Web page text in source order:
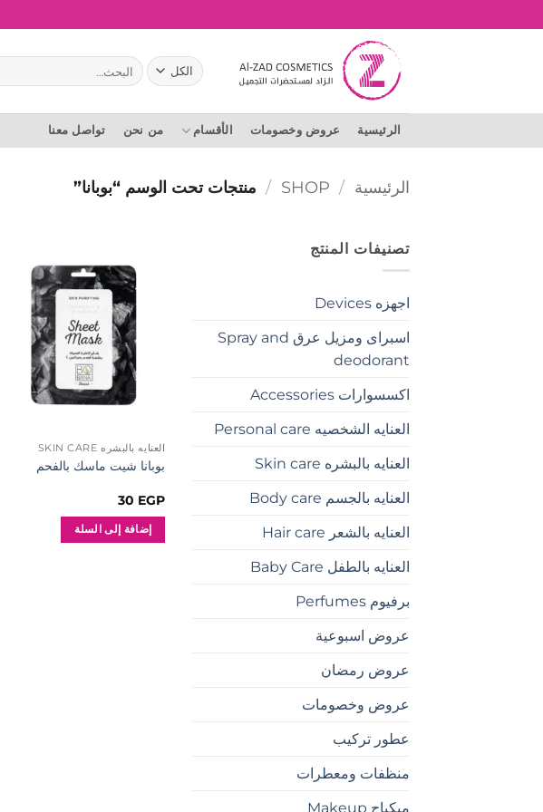
للمحتوى
البحث
عن:
الرئيسية عروض وخصومات الأقسام من نحن تواصل معنا
الرئيسية /
SHOP
/ منتجات تحت الوسم “بوبانا”
تصنيفات المنتج
اجهزه Devices
اسبراى ومزيل عرق Spray and
deodorant
اكسسوارات Accessories
العنايه الشخصيه Personal care
العنايه بالبشره Skin care
العنايه بالجسم Body care
العنايه بالشعر Hair care
العنايه بالطفل Baby Care
برفيوم Perfumes
عروض اسبوعية
عروض رمضان
عروض وخصومات
عطور تركيب
منظفات ومعطرات
ميكياج Makeup
إضافة
المفضلة
العنايه بالبشره SKIN CARE
بوبانا شيت ماسك بالفحم
30 EGP
إضافة إلى السلة